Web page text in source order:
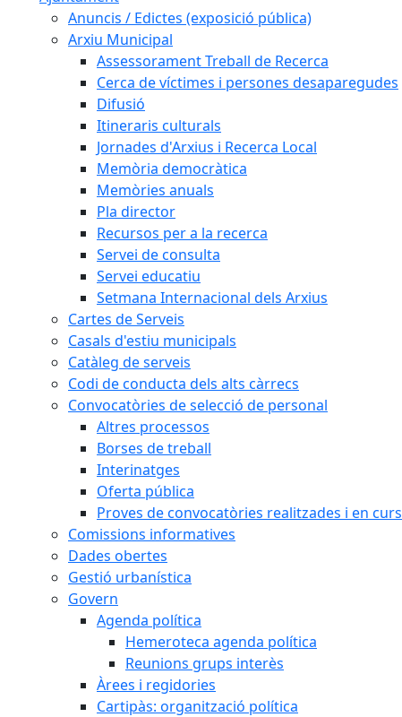
Anuncis / Edictes (exposició pública)
Arxiu Municipal
Assessorament Treball de Recerca
Cerca de víctimes i persones desaparegudes
Difusió
Itineraris culturals
Jornades d'Arxius i Recerca Local
Memòria democràtica
Memòries anuals
Pla director
Recursos per a la recerca
Servei de consulta
Servei educatiu
Setmana Internacional dels Arxius
Cartes de Serveis
Casals d'estiu municipals
Catàleg de serveis
Codi de conducta dels alts càrrecs
Convocatòries de selecció de personal
Altres processos
Borses de treball
Interinatges
Oferta pública
Proves de convocatòries realitzades i en curs
Comissions informatives
Dades obertes
Gestió urbanística
Govern
Agenda política
Hemeroteca agenda política
Reunions grups interès
Àrees i regidories
Cartipàs: organització política